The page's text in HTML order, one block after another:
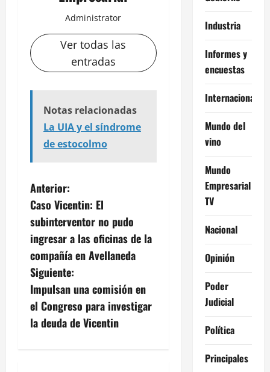
Administrator
Ver todas las
entradas
Notas relacionadas
La UIA y el síndrome
de estocolmo
N
a
v
e
g
a
Anterior:
Caso Vicentin: El
subinterventor no pudo
ingresar a las oficinas de la
compañía en Avellaneda
Siguiente:
Impulsan una comisión en
el Congreso para investigar
la deuda de Vicentin
Industria
Informes y
encuestas
Internacional
Mundo del
vino
Mundo
Empresarial
TV
Nacional
Opinión
Poder
Judicial
Política
Principales